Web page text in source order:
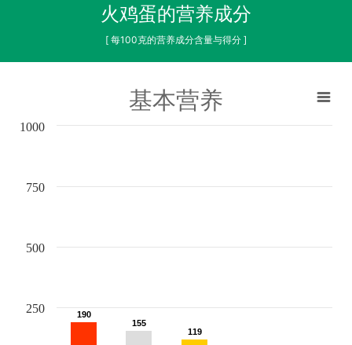
火鸡蛋的营养成分
[ 每100克的营养成分含量与得分 ]
基本营养
190
190
155
155
119
119
250
500
750
1000